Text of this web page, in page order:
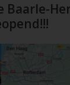
Baarle-